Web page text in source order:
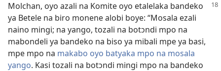
Molchan, oyo azali na Komite oyo etalelaka bandeko
ya Betele na biro monene alobi boye: “Mosala ezali
naino mingi; na yango, tozali na botɔndi mpo na
mabondeli ya bandeko na biso ya mibali mpe ya basi,
mpe mpo na makabo oyo batyaka mpo na mosala
yango. Kasi tozali na botɔndi mingi mpo na bandeko